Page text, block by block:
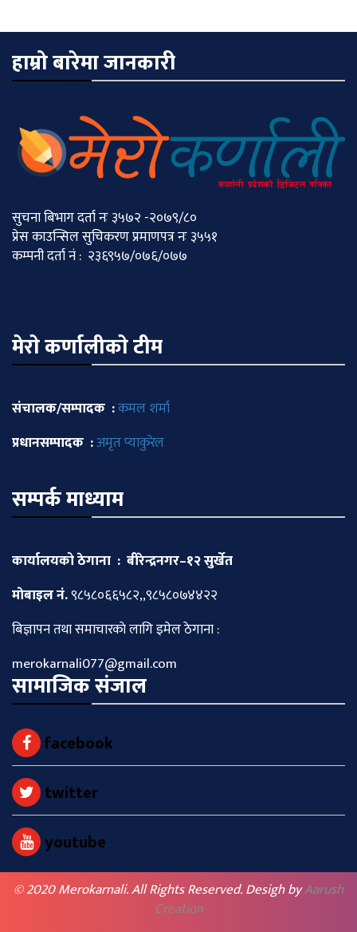
हाम्रो बारेमा जानकारी
सुचना बिभाग दर्ता नः ३५७२ -२०७९/८०
प्रेस काउन्सिल सुचिकरण प्रमाणपत्र नः ३५५१
कम्पनी दर्ता नं : २३६९५७/०७६/०७७
मेराे कर्णालीकाे टीम
संचालक/सम्पादक :कमल शर्मा
प्रधानसम्पादक :अमृत प्याकुरेल
सम्पर्क माध्याम
कार्यालयको ठेगाना : बीरेन्द्रनगर–१२ सुर्खेत
माेबाइल नं.९८५८०६६५८२,,९८५८०७४४२२
बिज्ञापन तथा समाचारकाे लागि इमेल ठेगाना :
merokarnali077@gmail.com
सामाजिक संजाल
facebook
twitter
youtube
© 2020 Merokarnali. All Rights Reserved. Desigh byAarush
Creation